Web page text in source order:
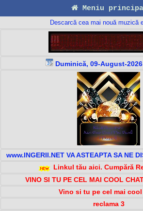
Meniu
Descarcă cea mai nouă muzică
Duminică, 09-August-2026
www.INGERII.NET VA ASTEAPTA SA NE
Linkul tău aici. Cumpără
VINO SI TU PE CEL MAI COOL
Vino si tu pe cel mai
reclama 3